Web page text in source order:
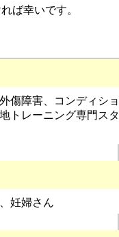
ば幸いです。
傷障害、コンディショ
トレーニング専門スタ
妊婦さん